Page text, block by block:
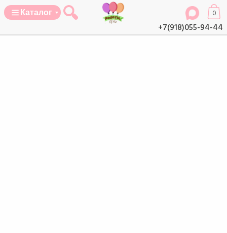
+7(918)055-94-44
0
Каталог